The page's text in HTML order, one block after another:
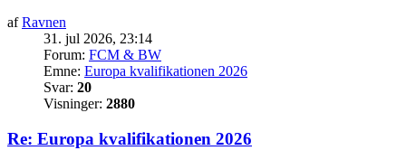
afRavnen
31. jul 2026, 23:14
Forum: FCM & BW
Emne: Europa kvalifikationen 2026
Svar: 20
Visninger: 2880
Re: Europa kvalifikationen 2026